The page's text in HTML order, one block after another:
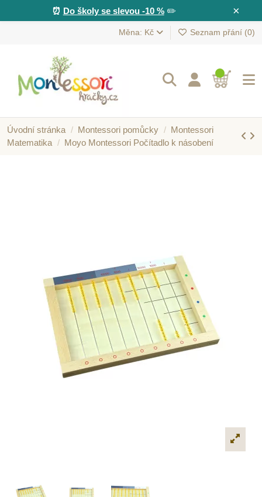
×
⏰ Do školy se slevou -10 %✏️
Měna: Kč Seznam přání (0)
Úvodní stránka Montessori pomůcky
Montessori
Matematika
Moyo Montessori Počítadlo k násobení